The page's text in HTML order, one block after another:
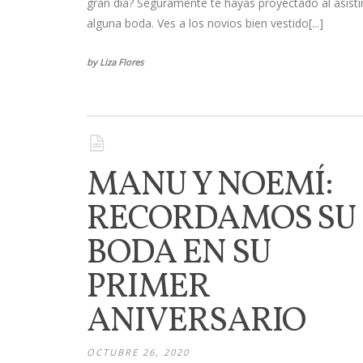
alguna boda. Ves a los novios bien vestido[...]
by Liza Flores
MANU Y NOEMÍ:
RECORDAMOS SU
BODA EN SU
PRIMER
ANIVERSARIO
OCTUBRE 26, 2020